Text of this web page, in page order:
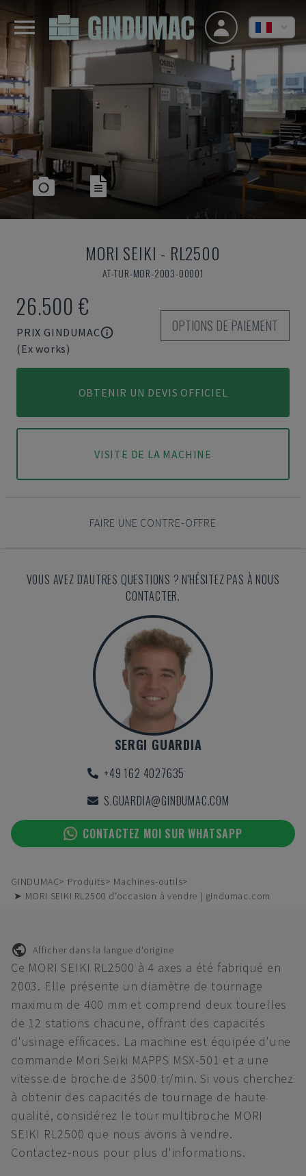
MORI SEIKI - RL2500
AT-TUR-MOR-2003-00001
26.500 €
PRIX GINDUMAC
(Ex works)
OPTIONS DE PAIEMENT
OBTENIR UN DEVIS OFFICIEL
VISITE DE LA MACHINE
FAIRE UNE CONTRE-OFFRE
VOUS AVEZ D'AUTRES QUESTIONS ? N'HÉSITEZ PAS À NOUS
CONTACTER.
SERGI GUARDIA
+49 162 4027635
S.GUARDIA@GINDUMAC.COM
CONTACTEZ MOI SUR WHATSAPP
GINDUMAC Produits
Machines-outils
➤ MORI SEIKI RL2500 d'occasion à vendre | gindumac.com
Afficher dans la langue d'origine
Ce MORI SEIKI RL2500 à 4 axes a été fabriqué en
2003. Elle présente un diamètre de tournage
maximum de 400 mm et comprend deux tourelles
de 12 stations chacune, offrant des capacités
d'usinage efficaces. La machine est équipée d'une
commande Mori Seiki MAPPS MSX-501 et a une
vitesse de broche de 3500 tr/min. Si vous cherchez
à obtenir des capacités de tournage de haute
qualité, considérez le tour multibroche MORI
SEIKI RL2500 que nous avons à vendre.
Contactez-nous pour plus d'informations.